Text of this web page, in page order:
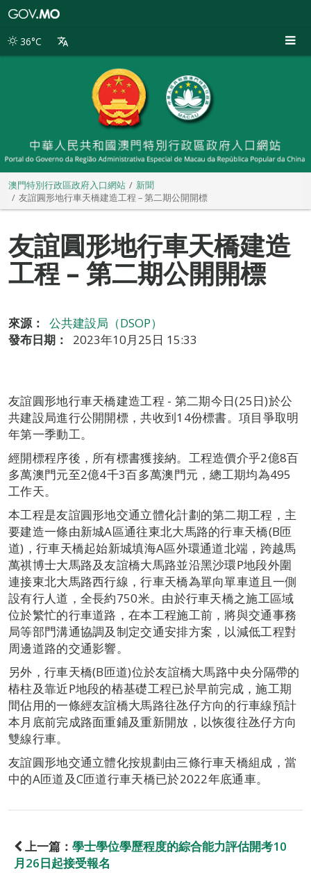
別
36°C
澳門特別行政區政府入口網站
新聞
友誼圓形地行車天橋建造工程 – 第二期公開開標
友誼圓形地行車天橋建造
工程 – 第二期公開開標
來源：
公共建設局（DSOP）
發布日期：
2023年10月25日 15:33
友誼圓形地行車天橋建造工程 - 第二期今日(25日)於公
共建設局進行公開開標，共收到14份標書。項目爭取明
年第一季動工。
經開標程序後，所有標書獲接納。工程造價介乎2億8百
多萬澳門元至2億4千3百多萬澳門元，總工期均為495
工作天。
本工程是友誼圓形地交通立體化計劃的第二期工程，主
要建造一條由新城A區通往東北大馬路的行車天橋(B匝
道)，行車天橋起始新城填海A區外環通道北端，跨越馬
萬祺博士大馬路及友誼橋大馬路並沿黑沙環P地段外圍
連接東北大馬路西行線，行車天橋為單向單車道且一側
設有行人道，全長約750米。由於行車天橋之施工區域
位於繁忙的行車道路，在本工程施工前，將與交通事務
局等部門溝通協調及制定交通安排方案，以減低工程對
周邊道路的交通影響。
另外，行車天橋(B匝道)位於友誼橋大馬路中央分隔帶的
樁柱及靠近P地段的樁基礎工程已於早前完成，施工期
間佔用的一條經友誼橋大馬路往氹仔方向的行車線預計
本月底前完成路面重鋪及重新開放，以恢復往氹仔方向
雙線行車。
友誼圓形地交通立體化按規劃由三條行車天橋組成，當
中的A匝道及C匝道行車天橋已於2022年底通車。
上一篇： 學士學位學歷程度的綜合能力評估開考10
月26日起接受報名